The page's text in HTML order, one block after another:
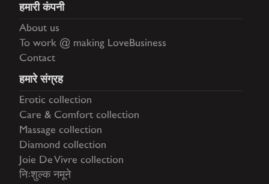
हमारी कंपनी
About us
To work @ making LoveBusiness
Contact
हमारे संग्रह
Erotic collection
Care & Comfort collection
Massage collection
Diamond collection
Joie De Vivre collection
निःशुल्क नमूने